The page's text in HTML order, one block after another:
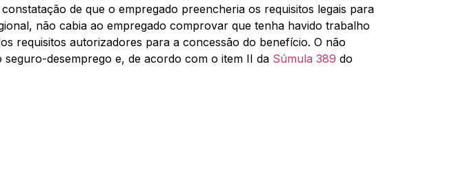
de que o empregado preencheria os requisitos legais para
não cabia ao empregado comprovar que tenha havido trabalho
requisitos autorizadores para a concessão do benefício. O não
desemprego e, de acordo com o item II da Súmula 389 do